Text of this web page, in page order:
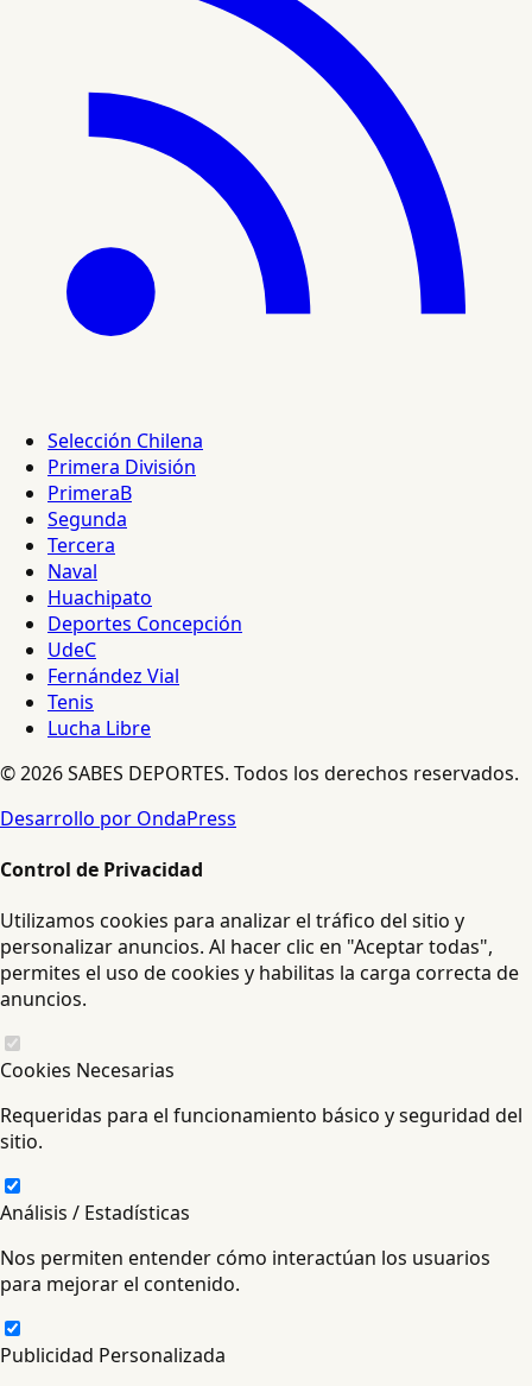
Selección Chilena
Primera División
PrimeraB
Segunda
Tercera
Naval
Huachipato
Deportes Concepción
UdeC
Fernández Vial
Tenis
Lucha Libre
© 2026 SABES DEPORTES. Todos los derechos reservados.
Desarrollo por OndaPress
Control de Privacidad
Utilizamos cookies para analizar el tráfico del sitio y
personalizar anuncios. Al hacer clic en "Aceptar todas",
permites el uso de cookies y habilitas la carga correcta de
anuncios.
Cookies Necesarias
Requeridas para el funcionamiento básico y seguridad del
sitio.
Análisis / Estadísticas
Nos permiten entender cómo interactúan los usuarios
para mejorar el contenido.
Publicidad Personalizada